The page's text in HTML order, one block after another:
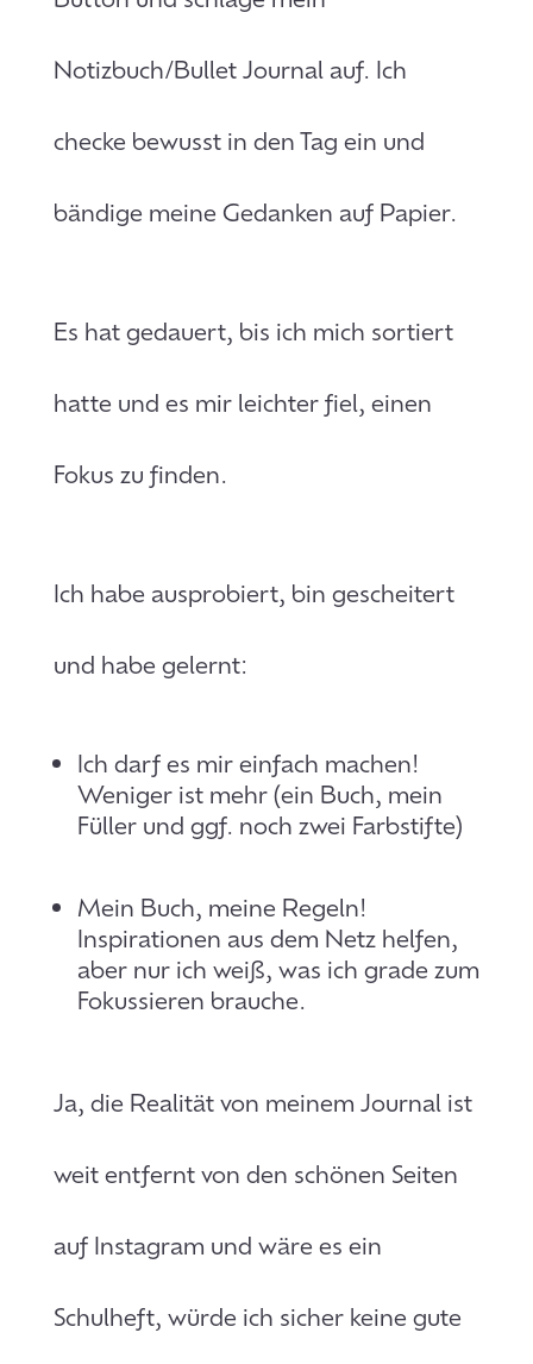
Notizbuch/Bullet Journal auf. Ich
checke bewusst in den Tag ein und
bändige meine Gedanken auf Papier.
Es hat gedauert, bis ich mich sortiert
hatte und es mir leichter fiel, einen
Fokus zu finden.
Ich habe ausprobiert, bin gescheitert
und habe gelernt:
Ich darf es mir einfach machen!
Weniger ist mehr (ein Buch, mein
Füller und ggf. noch zwei Farbstifte)
Mein Buch, meine Regeln!
Inspirationen aus dem Netz helfen,
aber nur ich weiß, was ich grade zum
Fokussieren brauche.
Ja, die Realität von meinem Journal ist
weit entfernt von den schönen Seiten
auf Instagram und wäre es ein
Schulheft, würde ich sicher keine gute